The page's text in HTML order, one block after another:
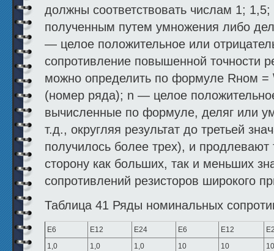
должны со­ответствовать числам 1;
полученным путем умножения либо
— целое положительное или
сопротивление повышенной точности
можно определить по формуле Rном =
(номер ряда); n — целое
вычисленные по формуле, деляг или
т.д., округляя результат до третьей
получилось более трех), и
сторону как больших, так и меньших
сопротивлений резисторов широкого
Таблица 41 Ряды номинальных
Е6 Е12 Е24 Е6 Е12
1,0
1,0 1,0 10 10
10